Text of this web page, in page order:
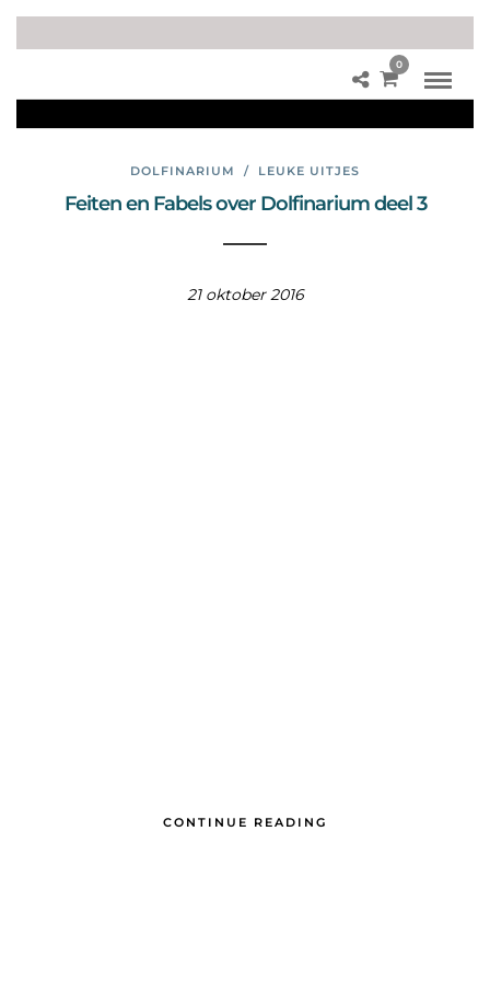
0
DOLFINARIUM / LEUKE UITJES
Feiten en Fabels over Dolfinarium deel 3
21 oktober 2016
CONTINUE READING